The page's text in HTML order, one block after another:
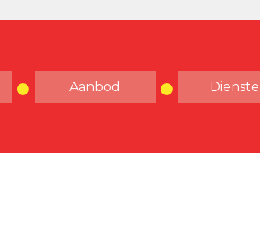
Aanbod